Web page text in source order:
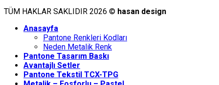
TÜM HAKLAR SAKLIDIR 2026 © hasan design
Anasayfa
Pantone Renkleri Kodları
Neden Metalik Renk
Pantone Tasarım Baskı
Avantajlı Setler
Pantone Tekstil TCX-TPG